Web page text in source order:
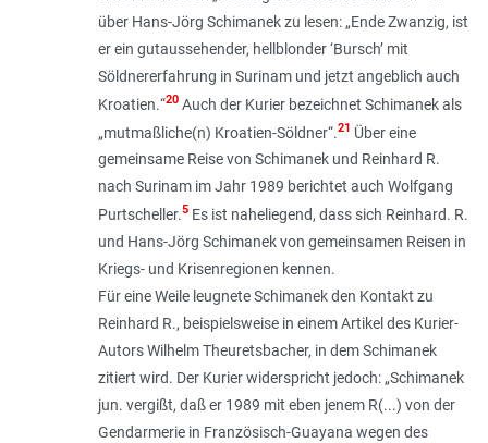
über Hans-Jörg Schimanek zu lesen: „Ende Zwanzig, ist
er ein gutaussehender, hellblonder ‘Bursch’ mit
Söldnererfahrung in Surinam und jetzt angeblich auch
Kroatien.“20Auch der Kurier bezeichnet Schimanek als
„mutmaßliche(n) Kroatien-Söldner“.21 Über eine
gemeinsame Reise von Schimanek und Reinhard R.
nach Surinam im Jahr 1989 berichtet auch Wolfgang
Purtscheller.5Es ist naheliegend, dass sich Reinhard. R.
und Hans-Jörg Schimanek von gemeinsamen Reisen in
Kriegs- und Krisenregionen kennen.
Für eine Weile leugnete Schimanek den Kontakt zu
Reinhard R., beispielsweise in einem Artikel des Kurier-
Autors Wilhelm Theuretsbacher, in dem Schimanek
zitiert wird. Der Kurier widerspricht jedoch: „Schimanek
jun. vergißt, daß er 1989 mit eben jenem R(...) von der
Gendarmerie in Französisch-Guayana wegen des